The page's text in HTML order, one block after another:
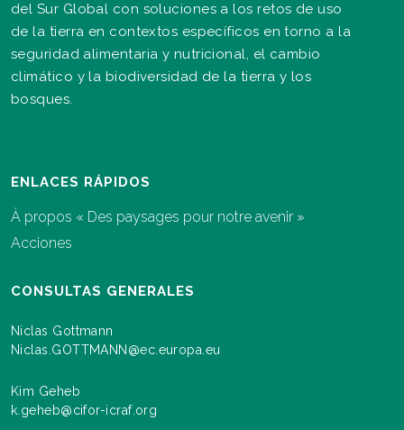
del Sur Global con soluciones a los retos de uso
de la tierra en contextos específicos en torno a la
seguridad alimentaria y nutricional, el cambio
climático y la biodiversidad de la tierra y los
bosques.
ENLACES RÁPIDOS
À propos « Des paysages pour notre avenir »
Acciones
CONSULTAS GENERALES
Niclas Gottmann
Niclas.GOTTMANN@ec.europa.eu
Kim Geheb
k.geheb@cifor-icraf.org